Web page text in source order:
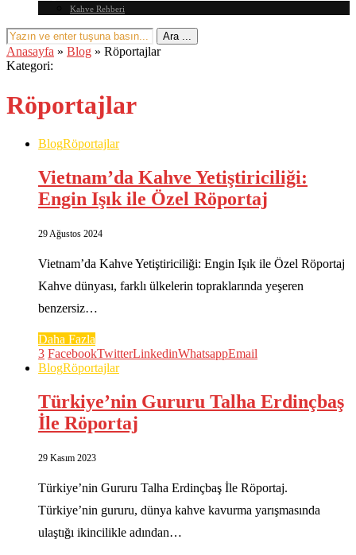
Kahve Rehberi
Anasayfa » Blog » Röportajlar
Kategori:
Röportajlar
BlogRöportajlar
Vietnam’da Kahve Yetiştiriciliği:
Engin Işık ile Özel Röportaj
29 Ağustos 2024
Vietnam’da Kahve Yetiştiriciliği: Engin Işık ile Özel Röportaj
Kahve dünyası, farklı ülkelerin topraklarında yeşeren
benzersiz…
Daha Fazla
3 FacebookTwitterLinkedinWhatsappEmail
BlogRöportajlar
Türkiye’nin Gururu Talha Erdinçbaş
İle Röportaj
29 Kasım 2023
Türkiye’nin Gururu Talha Erdinçbaş İle Röportaj.
Türkiye’nin gururu, dünya kahve kavurma yarışmasında
ulaştığı ikincilikle adından…